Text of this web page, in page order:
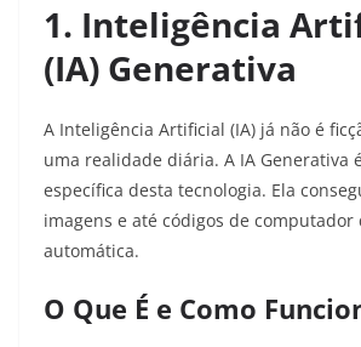
1. Inteligência
(IA) Generativa
A Inteligência Artificial (IA) já não é
uma realidade diária. A IA Generativa
específica desta tecnologia. Ela
imagens e até códigos de computador
automática.
O Que É e Como